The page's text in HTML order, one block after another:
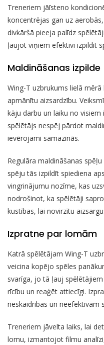
Treneriem jāīsteno
koncentrējas gan uz
divkāršā pieeja palīdz
ļaujot viņiem efektīvi izpildīt
Maldināšanas izpilde
Wing-T uzbrukums lielā
apmānītu aizsardzību.
kāju darbu un laiku no
spēlētājs nespēj pārdot
ievērojami samazinās.
Regulāra maldināšanas
spēju tās izpildīt spiediena
vingrinājumu nozīme, kas
nodrošinot, ka spēlētāji
kustības, lai novirzītu
Izpratne par lomām
Katrā spēlētājam Wing-T
veicina kopējo spēles
svarīga, jo tā ļauj
rīcību un reaģēt attiecīgi.
neskaidrības un neefektīvām
Treneriem jāvelta laiks, lai
lomu, izmantojot filmu